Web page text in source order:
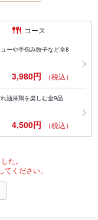
コース
ーや手包み餃子など全8
3,980円 （税込）
油淋鶏を楽しむ全9品
4,500円 （税込）
た。
ください。